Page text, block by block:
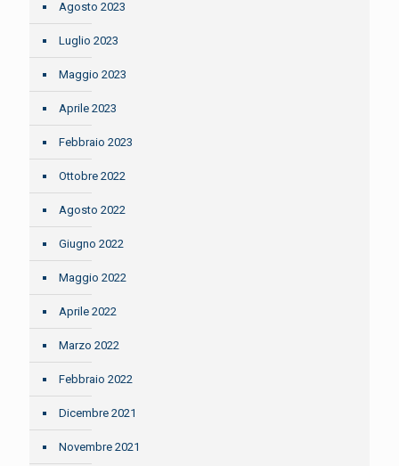
Agosto 2023
Luglio 2023
Maggio 2023
Aprile 2023
Febbraio 2023
Ottobre 2022
Agosto 2022
Giugno 2022
Maggio 2022
Aprile 2022
Marzo 2022
Febbraio 2022
Dicembre 2021
Novembre 2021